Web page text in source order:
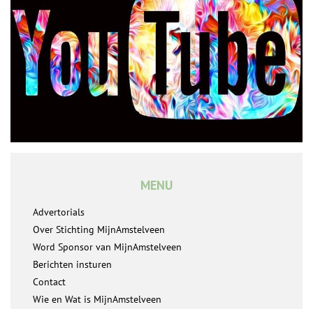
MENU
Advertorials
Over Stichting MijnAmstelveen
Word Sponsor van MijnAmstelveen
Berichten insturen
Contact
Wie en Wat is MijnAmstelveen